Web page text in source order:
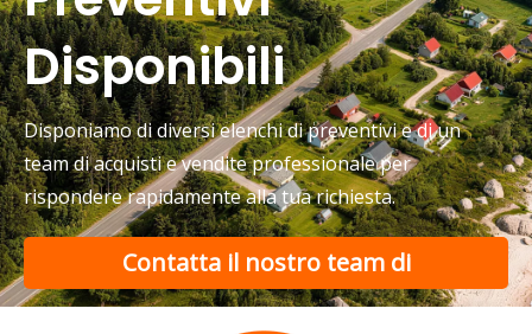
Disponibili
Disponiamo di diversi elenchi di preventivi e di un
team di acquisti e vendite professionale per
rispondere rapidamente alla tua richiesta.
Contatta il nostro team di
supporto